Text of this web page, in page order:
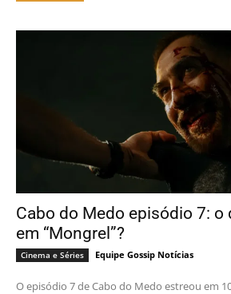
Cabo do Medo episódio 7: o
em “Mongrel”?
Cinema e Séries Equipe Gossip Notícias
O episódio 7 de Cabo do Medo estreou em